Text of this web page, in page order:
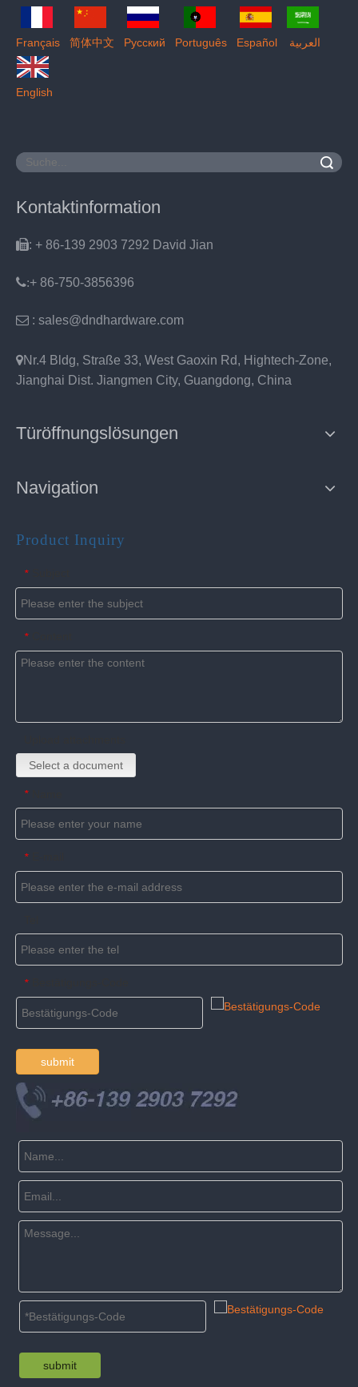
Français 简体中文 Pусский Português Español العربية
English
Kontaktinformation
: + 86-139 2903 7292 David Jian
:+ 86-750-3856396
 : sales@dndhardware.com
Nr.4 Bldg, Straße 33, West Gaoxin Rd, Hightech-Zone,
Jianghai Dist. Jiangmen City, Guangdong, China
Türöffnungslösungen
Navigation
Product Inquiry
*
*
Select a document
*
*
*
submit
submit